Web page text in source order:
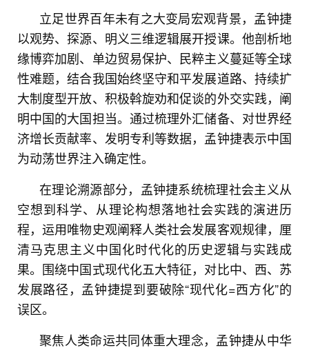
立足世界百年未有之大变局宏观背景，孟钟捷
以观势、探源、明义三维逻辑展开授课。他剖析地
缘博弈加剧、单边贸易保护、民粹主义蔓延等全球
性难题，结合我国始终坚守和平发展道路、持续扩
大制度型开放、积极斡旋劝和促谈的外交实践，阐
明中国的大国担当。通过梳理外汇储备、对世界经
济增长贡献率、发明专利等数据，孟钟捷表示中国
为动荡世界注入确定性。
在理论溯源部分，孟钟捷系统梳理社会主义从
空想到科学、从理论构想落地社会实践的演进历
程，运用唯物史观阐释人类社会发展客观规律，厘
清马克思主义中国化时代化的历史逻辑与实践成
果。围绕中国式现代化五大特征，对比中、西、苏
发展路径，孟钟捷提到要破除“现代化=西方化”的
误区。
聚焦人类命运共同体重大理念，孟钟捷从中华